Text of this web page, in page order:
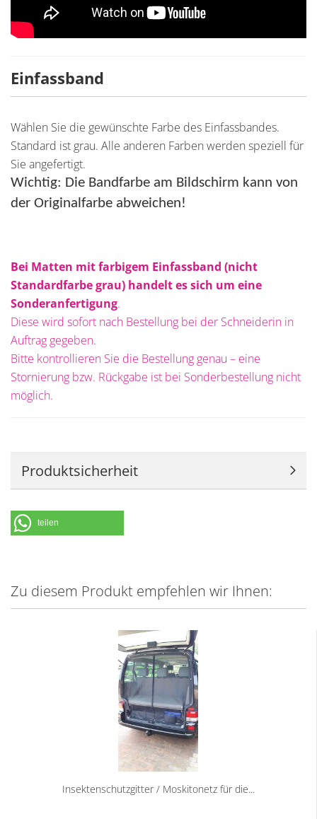
Einfassband
Wählen Sie die gewünschte Farbe des Einfassbandes.
Standard ist grau. Alle anderen Farben werden speziell für
Sie angefertigt.
Wichtig: Die Bandfarbe am Bildschirm kann von
der Originalfarbe abweichen!
Bei Matten mit farbigem Einfassband (nicht
Standardfarbe grau) handelt es sich um eine
Sonderanfertigung.
Diese wird sofort nach Bestellung bei der Schneiderin in
Auftrag gegeben.
Bitte kontrollieren Sie die Bestellung genau – eine
Stornierung bzw. Rückgabe ist bei Sonderbestellung nicht
möglich.
Produktsicherheit
teilen
Zu diesem Produkt empfehlen wir Ihnen:
Insektenschutzgitter / Moskitonetz für die...